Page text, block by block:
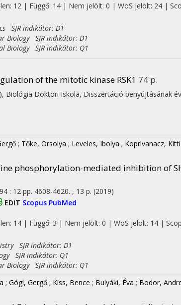
12 | Függő: 14 | Nem jelölt: 0 | WoS jelölt: 24 |
SJR indikátor: D1
Biology SJR indikátor: D1
Biology SJR indikátor: Q1
of the mitotic kinase RSK1 74 p.
, Biológia Doktori Iskola, Disszertáció benyújtásának
; Tőke, Orsolya ; Leveles, Ibolya ; Koprivanacz, Kitti
phosphorylation-mediated inhibition of
: 12 pp. 4608-4620. , 13 p. (2019)
EDIT Scopus PubMed
14 | Függő: 3 | Nem jelölt: 0 | WoS jelölt: 14 |
SJR indikátor: D1
SJR indikátor: Q1
Biology SJR indikátor: Q1
; Gógl, Gergő ; Kiss, Bence ; Bulyáki, Éva ; Bodor,